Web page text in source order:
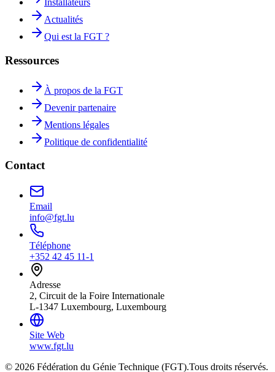
Installateurs
Actualités
Qui est la FGT ?
Ressources
À propos de la FGT
Devenir partenaire
Mentions légales
Politique de confidentialité
Contact
Email
info@fgt.lu
Téléphone
+352 42 45 11-1
Adresse
2, Circuit de la Foire Internationale
L-1347 Luxembourg, Luxembourg
Site Web
www.fgt.lu
© 2026 Fédération du Génie Technique (FGT).Tous droits réservés.